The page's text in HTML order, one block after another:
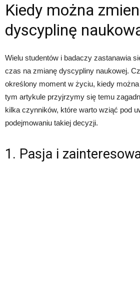
Kiedy można
dyscyplinę
Wielu studentów i badaczy zastanawia
czas na zmianę dyscypliny naukowej.
określony moment w życiu, kiedy
tym artykule przyjrzymy się temu
kilka czynników, które warto wziąć pod
podejmowaniu takiej decyzji.
1. Pasja i